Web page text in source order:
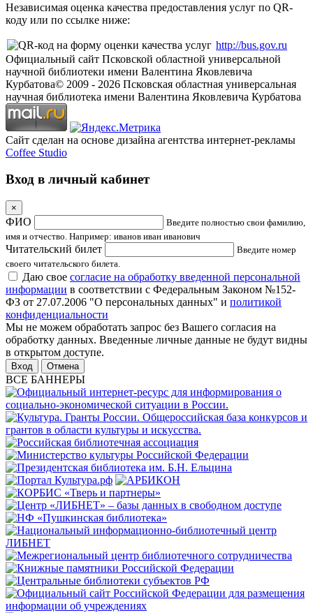
Независимая оценка качества предоставления услуг по QR-
коду или по ссылке ниже:
http://bus.gov.ru
Официальный сайт Псковской областной универсальной
научной библиотеки имени Валентина Яковлевича
Курбатова© 2009 - 2026 Псковская областная универсальная
научная библиотека имени Валентина Яковлевича Курбатова
Сайт сделан на основе дизайна агентства интернет-рекламы
Coffee Studio
Вход в личный кабинет
×
ФИО
Введите полностью свои фамилию,
имя и отчество. Например: иванов иван иванович
Читательский билет
Введите номер
своего читательского билета.
Даю свое согласие на обработку введенной персональной
информации в соответствии с Федеральным Законом №152-
ФЗ от 27.07.2006 "О персональных данных" и политикой
конфиденциальности
Мы не можем обработать запрос без Вашего согласия на
обработку данных. Введенные личные данные не будут видны
в открытом доступе.
Отмена
ВСЕ БАННЕРЫ